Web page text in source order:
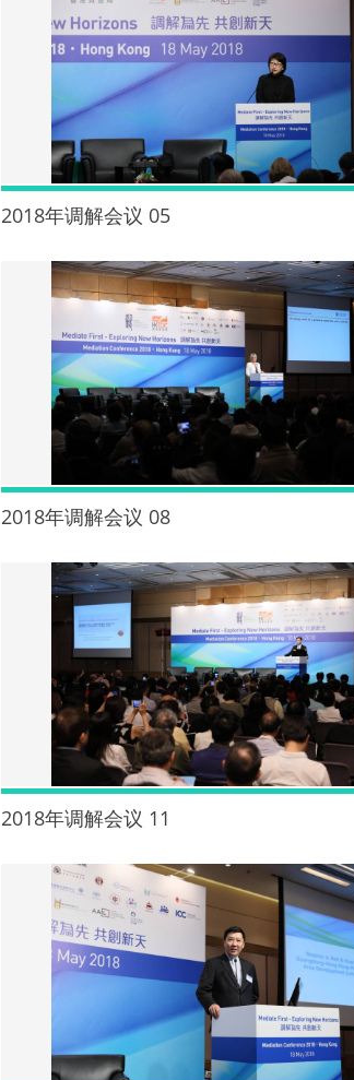
2018年调解会议 05
2018年调解会议 08
2018年调解会议 11